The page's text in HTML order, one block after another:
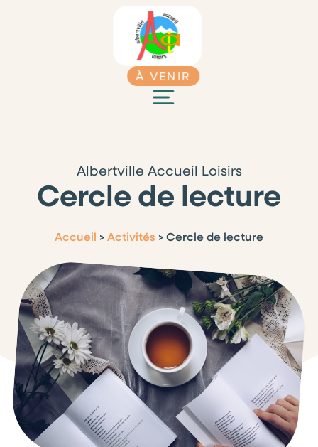
À VENIR
Albertville Accueil Loisirs
Cercle de lecture
Accueil >Activités >Cercle de lecture